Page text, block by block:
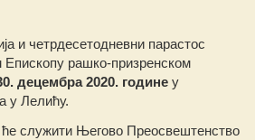
и четрдесетодневни парастос
рашко-призренском
децембра 2020. године у
у Лелићу.
ће служити Његово Преосвештенство